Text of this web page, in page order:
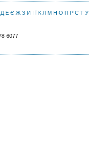
Д Е Є Ж З И І Ї К Л М Н О П Р С Т У
6077